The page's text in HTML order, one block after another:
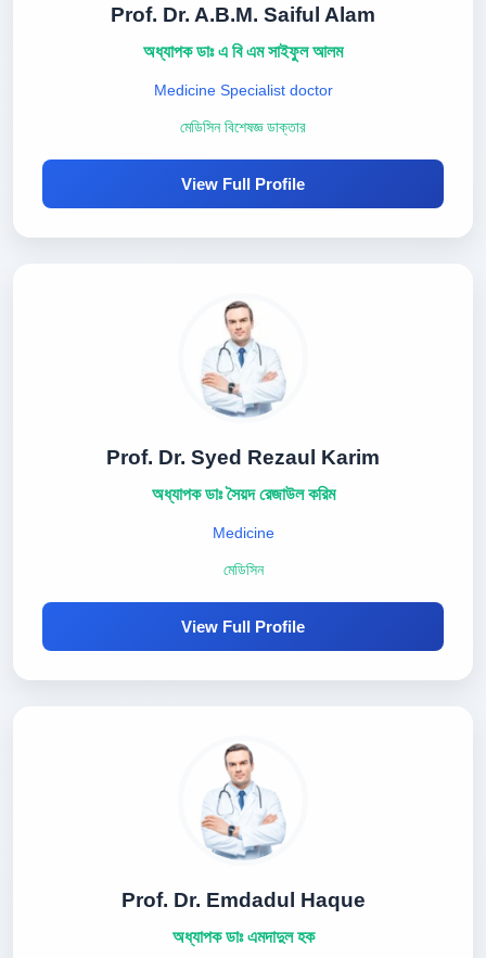
Prof. Dr. A.B.M. Saiful Alam
অধ্যাপক ডাঃ এ বি এম সাইফুল আলম
Medicine Specialist doctor
মেডিসিন বিশেষজ্ঞ ডাক্তার
View Full Profile
Prof. Dr. Syed Rezaul Karim
অধ্যাপক ডাঃ সৈয়দ রেজাউল করিম
Medicine
মেডিসিন
View Full Profile
Prof. Dr. Emdadul Haque
অধ্যাপক ডাঃ এমদাদুল হক